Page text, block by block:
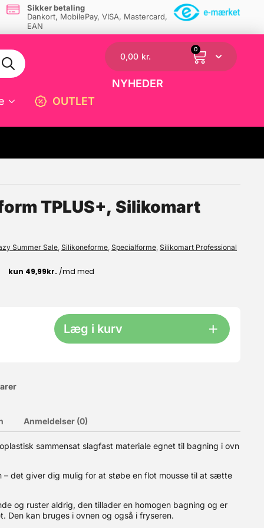
Sikker betaling
Dankort, MobilePay, VISA, Mastercard,
EAN
OUTLET
0,00 kr.
0
NYHEDER
til 6-8 dejkugler pr. kasse (200-250 g hver).? Plads til hele
og semi-transparent låg. Materiale: PE plast
☓
TPLUS+, Silikomart
Summer Sale,Silikoneforme,Specialforme,Silikomart Professional
Læg i kurv
Anmeldelser (0)
sammensat slagfast materiale egnet til bagning i ovn
– det giver dig mulig for at støbe en flot mousse til at sætte
og ruster aldrig, den tillader en homogen bagning og er
Den kan bruges i ovnen og også i fryseren.